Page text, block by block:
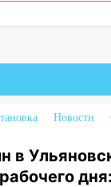
на
горелоНовости
в
дня: